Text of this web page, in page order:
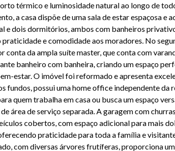
térmico e luminosidade natural ao longo de
a casa dispõe de uma sala de estar espaçosa e
e dois dormitórios, ambos com banheiros
e comodidade aos moradores. No
conta da ampla suíte master, que conta com
banheiro com banheira, criando um espaço
estar. O imóvel foi reformado e apresenta
fundos, possui uma home office independente da
quem trabalha em casa ou busca um espaço
área de serviço separada. A garagem com
cobertos, com espaço adicional para mais
praticidade para toda a família e
com diversas árvores frutíferas, proporciona